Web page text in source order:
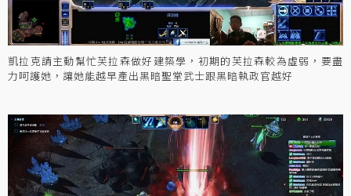
凱拉克請主動幫忙芙拉森做好建築學，初期的芙拉森較為虛弱，要盡
力呵護她，讓她能越早產出黑暗聖堂武士跟黑暗執政官越好